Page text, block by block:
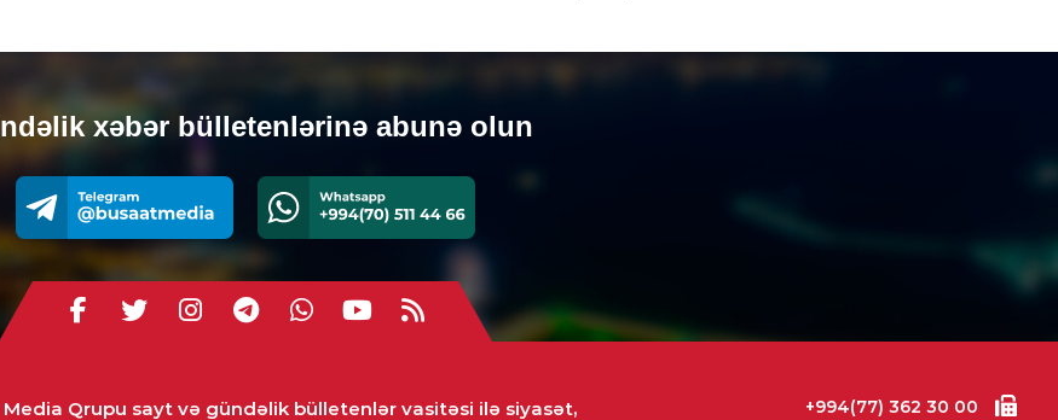
Azərbaycanla Tacikistan
07.08.2026
SIYASƏT
Pakistandakı səfirləri geri çağırıldı
xəbər bülletenlərinə abunə olun
Qrupu sayt və gündəlik bülletenlər vasitəsi ilə siyasət, +994(77) 362 30 00